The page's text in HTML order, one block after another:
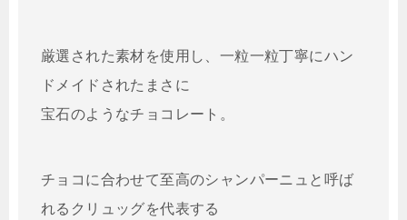
厳選された素材を使用し、一粒一粒丁寧にハン
ドメイドされたまさに
宝石のようなチョコレート。
チョコに合わせて至高のシャンパーニュと呼ば
れるクリュッグを代表する